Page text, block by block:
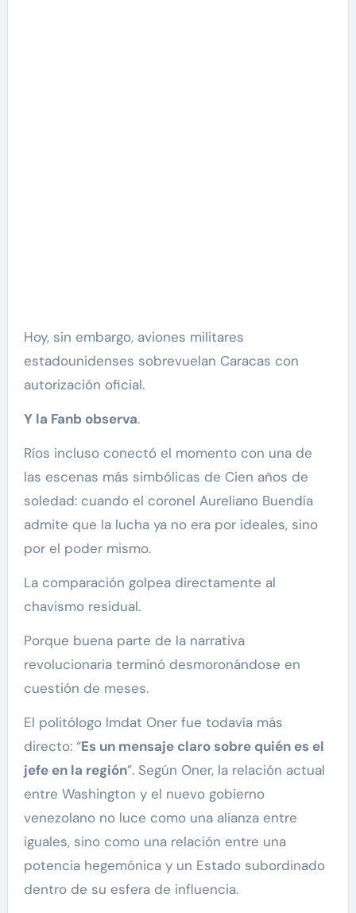
Hoy, sin embargo, aviones militares
estadounidenses sobrevuelan Caracas con
autorización oficial.
Y la Fanb observa.
Ríos incluso conectó el momento con una de
las escenas más simbólicas de Cien años de
soledad: cuando el coronel Aureliano Buendía
admite que la lucha ya no era por ideales, sino
por el poder mismo.
La comparación golpea directamente al
chavismo residual.
Porque buena parte de la narrativa
revolucionaria terminó desmoronándose en
cuestión de meses.
El politólogo Imdat Oner fue todavía más
directo: “Es un mensaje claro sobre quién es el
jefe en la región”. Según Oner, la relación actual
entre Washington y el nuevo gobierno
venezolano no luce como una alianza entre
iguales, sino como una relación entre una
potencia hegemónica y un Estado subordinado
dentro de su esfera de influencia.